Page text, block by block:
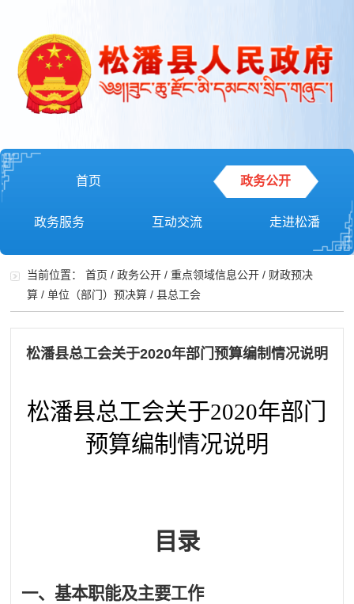
首页 政务公开
政务服务 互动交流 走进松潘
当前位置：首页 /政务公开 /重点领域信息公开 / 财政预决
算 /单位（部门）预决算 /县总工会
松潘县总工会关于2020年部门预算编制情况说明
松潘县总工会关于2020年部门
预算编制情况说明
目录
一、基本职能及主要工作